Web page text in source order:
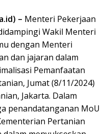
– Menteri Pekerjaan
Wakil Menteri
dengan Menteri
dan jajaran dalam
Pemanfaatan
Jumat (8/11/2024)
Jakarta. Dalam
penandatanganan MoU
Pertanian